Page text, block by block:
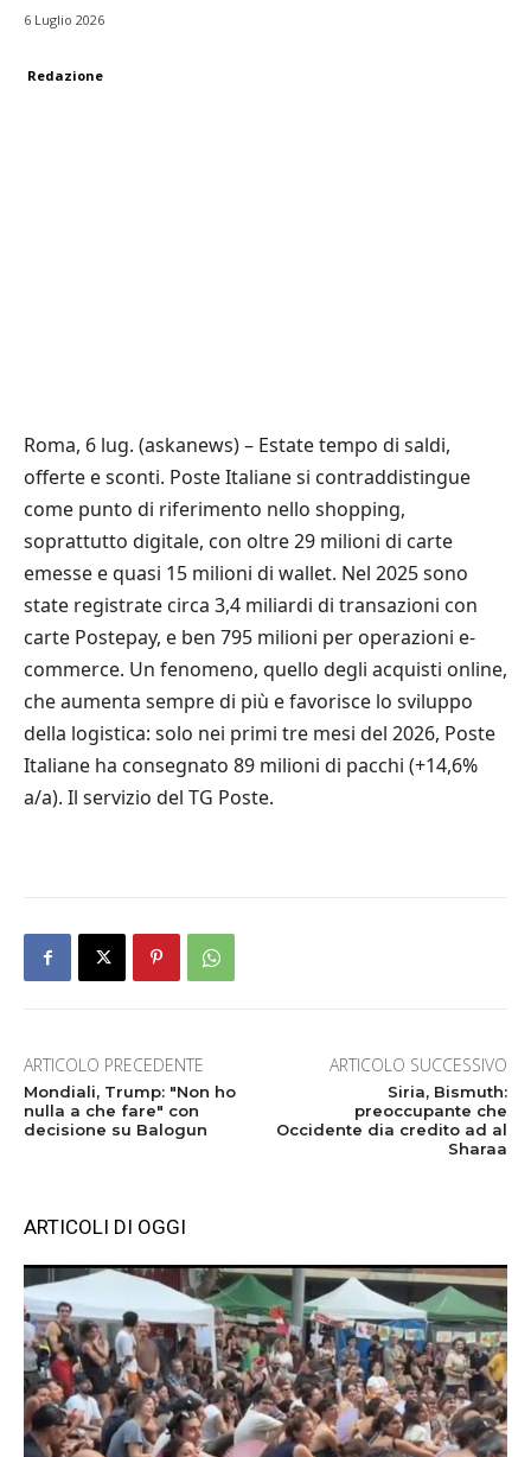
6 Luglio 2026
Redazione
Roma, 6 lug. (askanews) – Estate tempo di saldi,
offerte e sconti. Poste Italiane si contraddistingue
come punto di riferimento nello shopping,
soprattutto digitale, con oltre 29 milioni di carte
emesse e quasi 15 milioni di wallet. Nel 2025 sono
state registrate circa 3,4 miliardi di transazioni con
carte Postepay, e ben 795 milioni per operazioni e-
commerce. Un fenomeno, quello degli acquisti online,
che aumenta sempre di più e favorisce lo sviluppo
della logistica: solo nei primi tre mesi del 2026, Poste
Italiane ha consegnato 89 milioni di pacchi (+14,6%
a/a). Il servizio del TG Poste.
ARTICOLO PRECEDENTE
Mondiali, Trump: "Non ho
nulla a che fare" con
decisione su Balogun
ARTICOLO SUCCESSIVO
Siria, Bismuth:
preoccupante che
Occidente dia credito ad al
Sharaa
ARTICOLI DI OGGI